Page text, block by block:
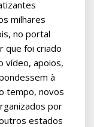
milhares
no portal
que foi criado
vídeo, apoios,
à
tempo, novos
por
estados